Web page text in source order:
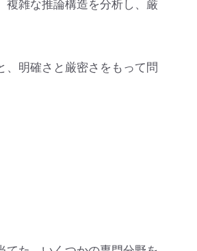
複雑な推論構造を分析し、厳
、明確さと厳密さをもって問